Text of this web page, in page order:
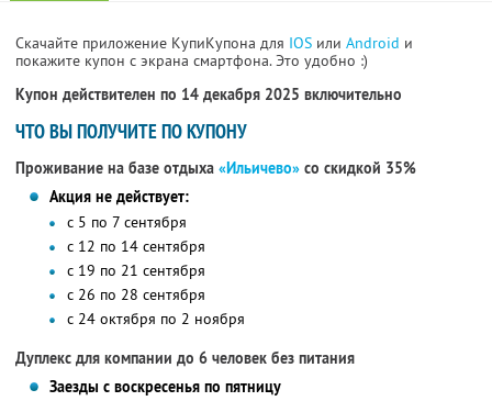
Скачайте приложение КупиКупона для IOS или Android и
покажите купон с экрана смартфона. Это удобно :)
Купон действителен по 14 декабря 2025 включительно
ЧТО ВЫ ПОЛУЧИТЕ ПО КУПОНУ
Проживание на базе отдыха «Ильичево» со скидкой 35%
Акция не действует:
с 5 по 7 сентября
с 12 по 14 сентября
с 19 по 21 сентября
с 26 по 28 сентября
с 24 октября по 2 ноября
Дуплекс для компании до 6 человек без питания
Заезды с воскресенья по пятницу